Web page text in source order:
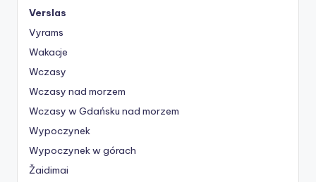
Verslas
Vyrams
Wakacje
Wczasy
Wczasy nad morzem
Wczasy w Gdańsku nad morzem
Wypoczynek
Wypoczynek w górach
Žaidimai